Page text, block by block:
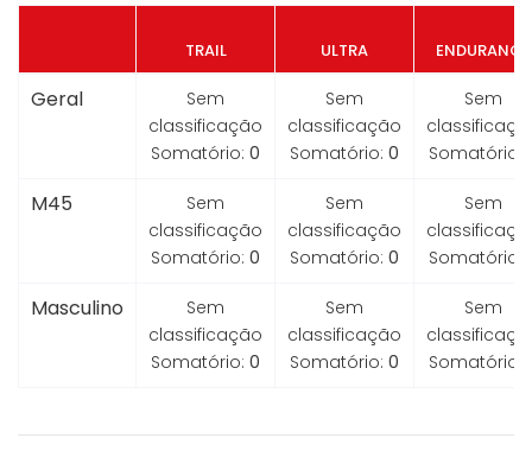
TRAIL ULTRA ENDURANCE
Geral
Sem
classificação
Somatório: 0
Sem
classificação
Somatório: 0
Sem
Somatório:
M45
Sem
classificação
Somatório: 0
Sem
classificação
Somatório: 0
Sem
Somatório:
Masculino
Sem
classificação
Somatório: 0
Sem
classificação
Somatório: 0
Sem
Somatório: